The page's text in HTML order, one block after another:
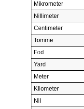
Mikrometer
Nillimeter
Centimeter
Tomme
Fod
Yard
Meter
Kilometer
Nil